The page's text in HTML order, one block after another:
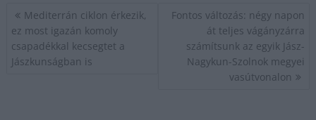
Bejegyzés
navigáció
Mediterrán ciklon érkezik,
ez most igazán komoly
csapadékkal kecsegtet a
Jászkunságban is
Fontos változás: négy napon
át teljes vágányzárra
számítsunk az egyik Jász-
Nagykun-Szolnok megyei
vasútvonalon